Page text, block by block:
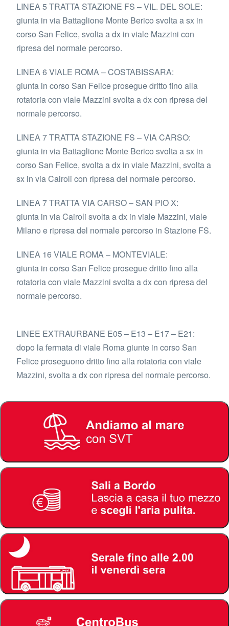
LINEA 5 TRATTA STAZIONE FS – VIL. DEL SOLE:
giunta in via Battaglione Monte Berico svolta a sx in
corso San Felice, svolta a dx in viale Mazzini con
ripresa del normale percorso.
LINEA 6 VIALE ROMA – COSTABISSARA:
giunta in corso San Felice prosegue dritto fino alla
rotatoria con viale Mazzini svolta a dx con ripresa del
normale percorso.
LINEA 7 TRATTA STAZIONE FS – VIA CARSO:
giunta in via Battaglione Monte Berico svolta a sx in
corso San Felice, svolta a dx in viale Mazzini, svolta a
sx in via Cairoli con ripresa del normale percorso.
LINEA 7 TRATTA VIA CARSO – SAN PIO X:
giunta in via Cairoli svolta a dx in viale Mazzini, viale
Milano e ripresa del normale percorso in Stazione FS.
LINEA 16 VIALE ROMA – MONTEVIALE:
giunta in corso San Felice prosegue dritto fino alla
rotatoria con viale Mazzini svolta a dx con ripresa del
normale percorso.
LINEE EXTRAURBANE E05 – E13 – E17 – E21:
dopo la fermata di viale Roma giunte in corso San
Felice proseguono dritto fino alla rotatoria con viale
Mazzini, svolta a dx con ripresa del normale percorso.